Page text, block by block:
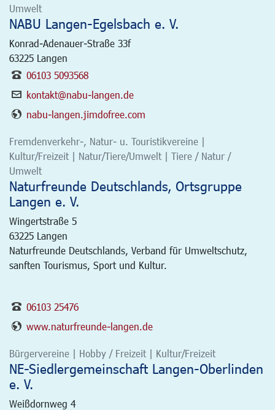
Umwelt
NABU Langen-Egelsbach e. V.
Konrad-Adenauer-Straße 33f
63225 Langen
06103 5093568
kontakt@nabu-langen.de
nabu-langen.jimdofree.com
Fremdenverkehr-, Natur- u. Touristikvereine |
Kultur/Freizeit | Natur/Tiere/Umwelt | Tiere / Natur /
Umwelt
Naturfreunde Deutschlands, Ortsgruppe
Langen e. V.
Wingertstraße 5
63225 Langen
Naturfreunde Deutschlands, Verband für Umweltschutz,
sanften Tourismus, Sport und Kultur.
06103 25476
www.naturfreunde-langen.de
Bürgervereine | Hobby / Freizeit | Kultur/Freizeit
NE-Siedlergemeinschaft Langen-Oberlinden
e. V.
Weißdornweg 4